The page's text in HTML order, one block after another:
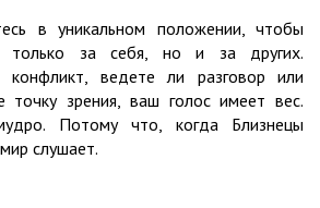
в уникальном положении, чтобы
только за себя, но и за других.
ведете ли разговор или
точку зрения, ваш голос имеет вес.
Потому что, когда Близнецы
слушает.